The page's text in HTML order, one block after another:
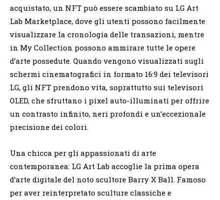
acquistato, un NFT può essere scambiato su LG Art
Lab Marketplace, dove gli utenti possono facilmente
visualizzare la cronologia delle transazioni, mentre
in My Collection possono ammirare tutte le opere
d’arte possedute. Quando vengono visualizzati sugli
schermi cinematografici in formato 16:9 dei televisori
LG, gli NFT prendono vita, soprattutto sui televisori
OLED, che sfruttano i pixel auto-illuminati per offrire
un contrasto infinito, neri profondi e un’eccezionale
precisione dei colori.
Una chicca per gli appassionati di arte
contemporanea: LG Art Lab accoglie la prima opera
d’arte digitale del noto scultore Barry X Ball. Famoso
per aver reinterpretato sculture classiche e